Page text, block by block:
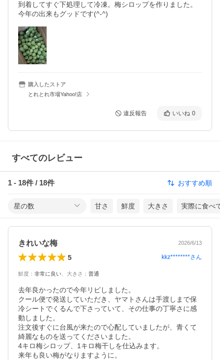
到着してすぐ下処理して冷凍。梅シロップを作りました。
今年の出来もグッドです(^-^)
購入したストア
とれとれ市場Yahoo!店
違反報告 いいね 0
すべてのレビュー
1 - 18件 / 18件 おすすめ順
星の数 甘さ 鮮度 大きさ 実際に食べ
きれいな梅 2026/6/13
5 kkz********さん
鮮度 ： 非常に良い 大きさ ： 普通
去年良かったので今年リピしました。
クール便で発送していただき、ヤマトさんは手渡しまで保
冷シートでくるんで下さっていて、その仕事の丁寧さに感
動しました。
注文後すぐに台風が来たので心配していましたが、青くて
綺麗なものを送ってくださいました。
4キロ梅シロップ、1キロ梅干しを仕込みます。
来年も良い梅がなりますように。